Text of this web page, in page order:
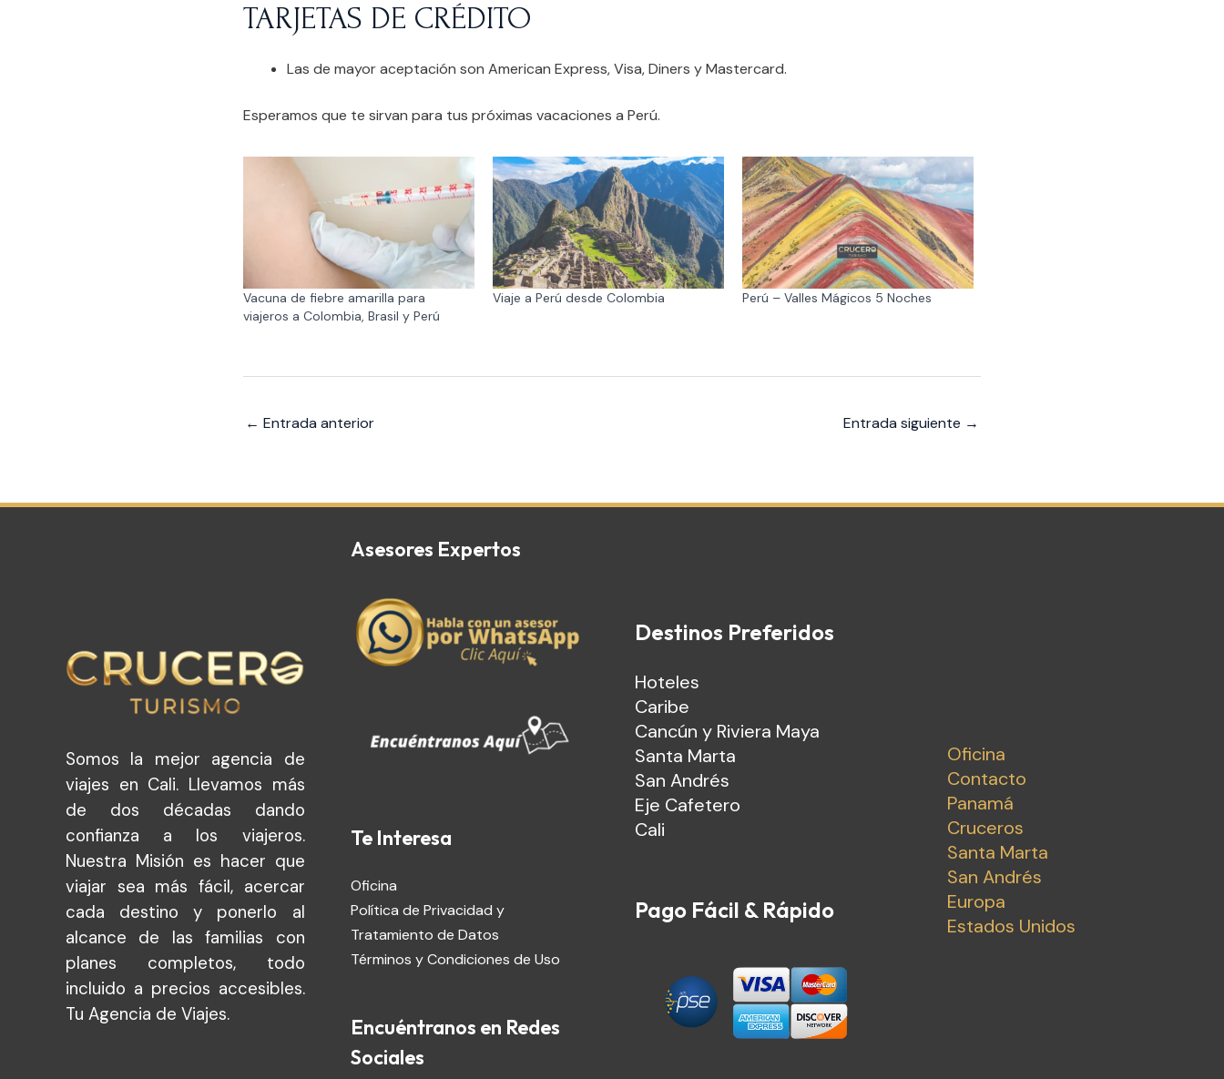
TARJETAS DE CRÉDITO
Las de mayor aceptación son American Express, Visa, Diners y Mastercard.
Esperamos que te sirvan para tus próximas vacaciones a Perú.
Vacuna de fiebre amarilla para
viajeros a Colombia, Brasil y Perú
Viaje a Perú desde Colombia Perú – Valles Mágicos 5 Noches
← Entrada anterior Entrada siguiente →
Somos la mejor agencia de
viajes en Cali. Llevamos más
de dos décadas dando
confianza a los viajeros.
Nuestra Misión es hacer que
viajar sea más fácil, acercar
cada destino y ponerlo al
alcance de las familias con
planes completos, todo
incluido a precios accesibles.
Tu Agencia de Viajes.
Asesores Expertos
Te Interesa
Oficina
Política de Privacidad y
Tratamiento de Datos
Términos y Condiciones de Uso
Encuéntranos en Redes
Sociales
Destinos Preferidos
Hoteles
Caribe
Cancún y Riviera Maya
Santa Marta
San Andrés
Eje Cafetero
Cali
Pago Fácil & Rápido
Oficina
Contacto
Panamá
Cruceros
Santa Marta
San Andrés
Europa
Estados Unidos